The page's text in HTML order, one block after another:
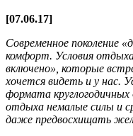
[07.06.17]
Современное поколение
комфорт. Условия
включено», которые
хочется видеть и у
формата
отдыха немалые силы и
даже предвосхищать